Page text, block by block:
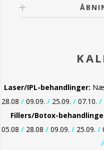
Laser/IPL-behandlinger:
28.08 / 09.09. / 25.09. / 07.10. /
Fillers/Botox-
05.08 / 28.08 / 09.09. / 25.09. /
/